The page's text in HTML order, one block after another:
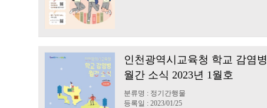
인천광역시교육청 학교 감염병
월간 소식 2023년 1월호
분류명 : 정기간행물
등록일 : 2023/01/25